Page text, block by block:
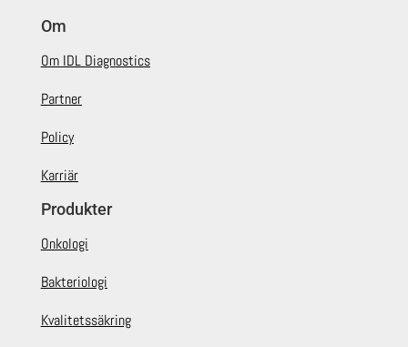
Om
Om IDL Diagnostics
Partner
Policy
Karriär
Produkter
Onkologi
Bakteriologi
Kvalitetssäkring